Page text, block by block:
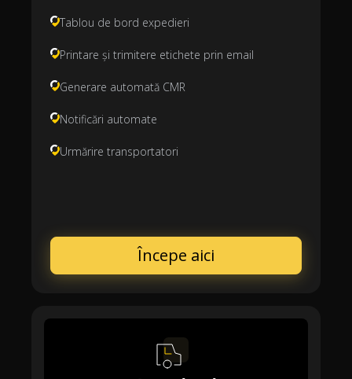
Tablou de bord expedieri
Printare și trimitere etichete prin email
Generare automată CMR
Notificări automate
Urmărire transportatori
Începe aici